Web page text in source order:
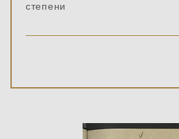
степени